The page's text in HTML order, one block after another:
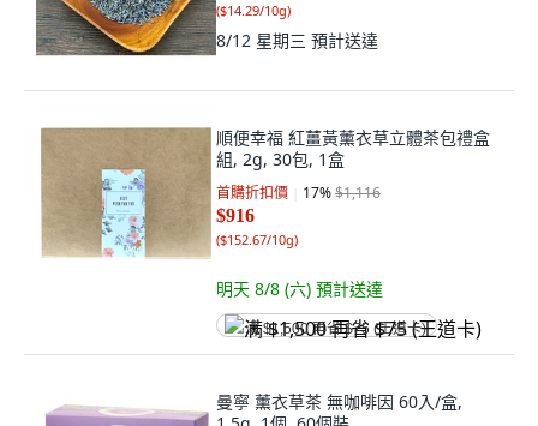
($14.29/10g)
8/12 星期三 預計送達
順便幸福 紅薑黃薰衣草立體茶包禮盒
組, 2g, 30包, 1盒
首購折扣價 17%$1,116
$916
($152.67/10g)
明天 8/8 (六) 預計送達
满 $1,500 再省 $75 (王道卡)
曼寧 薰衣草茶 無咖啡因 60入/盒,